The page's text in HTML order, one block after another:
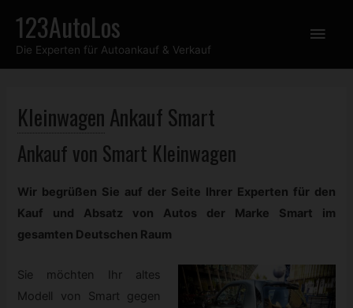
Inhalt
springen
123AutoLos
Die Experten für Autoankauf & Verkauf
KleinwagenAnkauf Smart
Ankauf von Smart Kleinwagen
Wir begrüßen Sie auf der Seite Ihrer Experten für den
Kauf und Absatz von Autos der Marke Smart im
gesamten Deutschen Raum
Sie möchten Ihr altes
Modell von Smart gegen